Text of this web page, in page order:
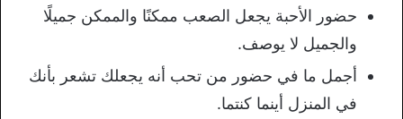
حضور الأحبة يجعل الصعب ممكنًا والممكن جميلًا
والجميل لا يوصف.
أجمل ما في حضور من تحب أنه يجعلك تشعر بأنك
في المنزل أينما كنتما.